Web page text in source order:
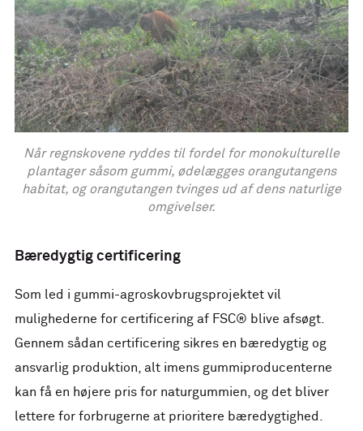
Når regnskovene ryddes til fordel for monokulturelle
plantager såsom gummi, ødelægges orangutangens
habitat, og orangutangen tvinges ud af dens naturlige
omgivelser.
Bæredygtig certificering
Som led i gummi-agroskovbrugsprojektet vil
mulighederne for certificering af FSC® blive afsøgt.
Gennem sådan certificering sikres en bæredygtig og
ansvarlig produktion, alt imens gummiproducenterne
kan få en højere pris for naturgummien, og det bliver
lettere for forbrugerne at prioritere bæredygtighed.